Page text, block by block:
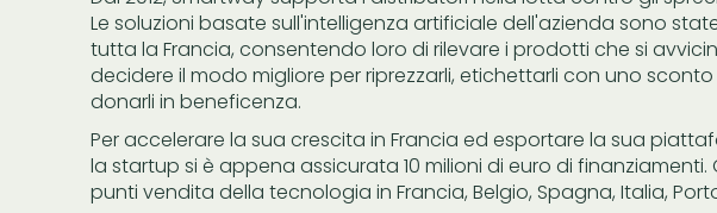
Le soluzioni basate sull'intelligenza artificiale dell'azienda sono
tutta la Francia, consentendo loro di rilevare i prodotti che si
decidere il modo migliore per riprezzarli, etichettarli con uno
donarli in beneficenza.
Per accelerare la sua crescita in Francia ed esportare la sua
la startup si è appena assicurata 10 milioni di euro di
punti vendita della tecnologia in Francia, Belgio, Spagna, Italia,